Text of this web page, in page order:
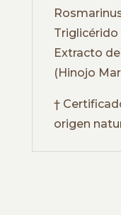
Extracto
(Hinojo
†
origen